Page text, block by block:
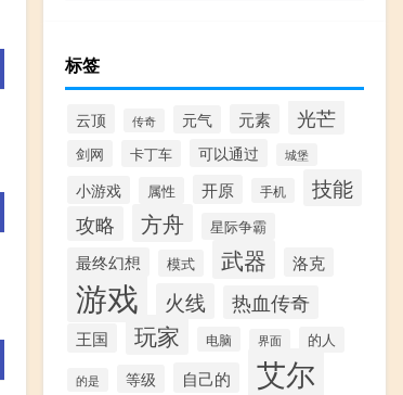
标签
云顶 传奇 元气 元素 光芒
剑网 卡丁车 可以通过 城堡
小游戏 属性 开原 手机 技能
攻略 方舟 星际争霸
最终幻想 模式 武器 洛克
游戏 火线 热血传奇
王国 玩家 电脑 界面 的人
的是 等级 自己的 艾尔